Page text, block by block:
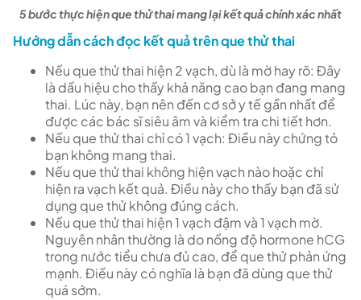
5 bước thực hiện que thử thai mang lại kết quả chính xác nhất
Hướng dẫn cách đọc kết quả trên que thử thai
Nếu que thử thai hiện 2 vạch, dù là mờ hay rõ: Đây
là dấu hiệu cho thấy khả năng cao bạn đang mang
thai. Lúc này, bạn nên đến cơ sở y tế gần nhất để
được các bác sĩ siêu âm và kiểm tra chi tiết hơn.
Nếu que thử thai chỉ có 1 vạch: Điều này chứng tỏ
bạn không mang thai.
Nếu que thử thai không hiện vạch nào hoặc chỉ
hiện ra vạch kết quả. Điều này cho thấy bạn đã sử
dụng que thử không đúng cách.
Nếu que thử thai hiện 1 vạch đậm và 1 vạch mờ.
Nguyên nhân thường là do nồng độ hormone hCG
trong nước tiểu chưa đủ cao, để que thử phản ứng
mạnh. Điều này có nghĩa là bạn đã dùng que thử
quá sớm.